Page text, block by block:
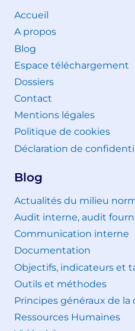
Accueil
A propos
Blog
Espace téléchargement
Dossiers
Contact
Mentions légales
Politique de cookies
Déclaration de
Blog
Actualités du milieu
Audit interne, audit
Communication interne
Documentation
Objectifs, indicateurs et
Outils et méthodes
Principes généraux de la
Ressources Humaines